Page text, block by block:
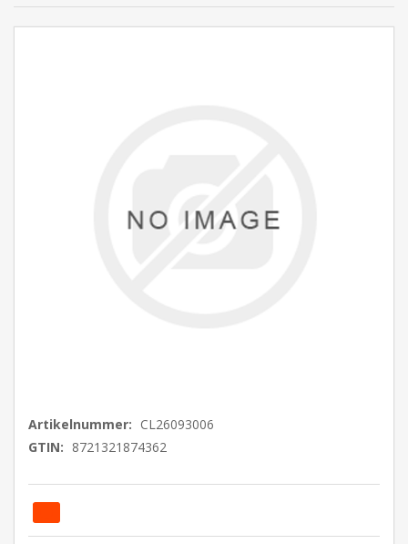
Artikelnummer: CL26093006
GTIN: 8721321874362